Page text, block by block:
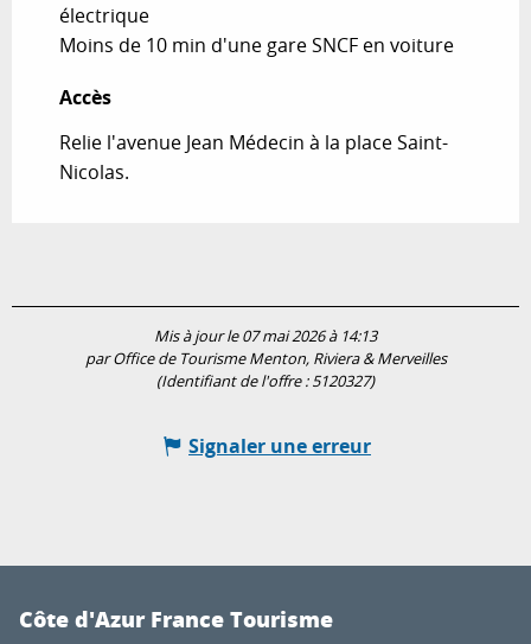
électrique
Moins de 10 min d'une gare SNCF en voiture
Accès
Accès
Relie l'avenue Jean Médecin à la place Saint-
Nicolas.
Mis à jour le 07 mai 2026 à 14:13
par Office de Tourisme Menton, Riviera & Merveilles
(Identifiant de l'offre :5120327)
Signaler une erreur
Côte d'Azur France Tourisme